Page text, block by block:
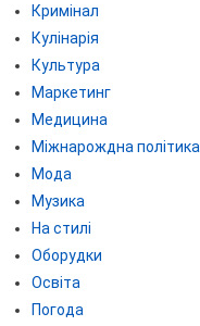
Кримінал
Кулінарія
Культура
Маркетинг
Медицина
Міжнарождна політика
Мода
Музика
На стилі
Оборудки
Освіта
Погода